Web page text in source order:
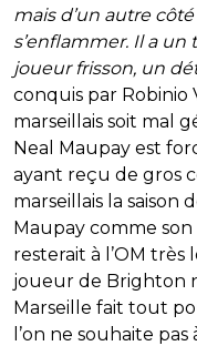
mais d’un autre
s’enflammer. Il a un
joueur frisson, un
conquis par
marseillais soit mal
Neal Maupay est
ayant reçu de gros
marseillais la saison
Maupay comme son
resterait à l’OM très
joueur de Brighton
Marseille fait tout
l’on ne souhaite pas